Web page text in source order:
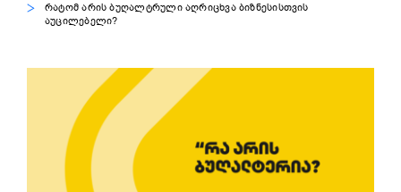
რატომ არის ბუღალტრული აღრიცხვა ბიზნესისთვის
აუცილებელი?